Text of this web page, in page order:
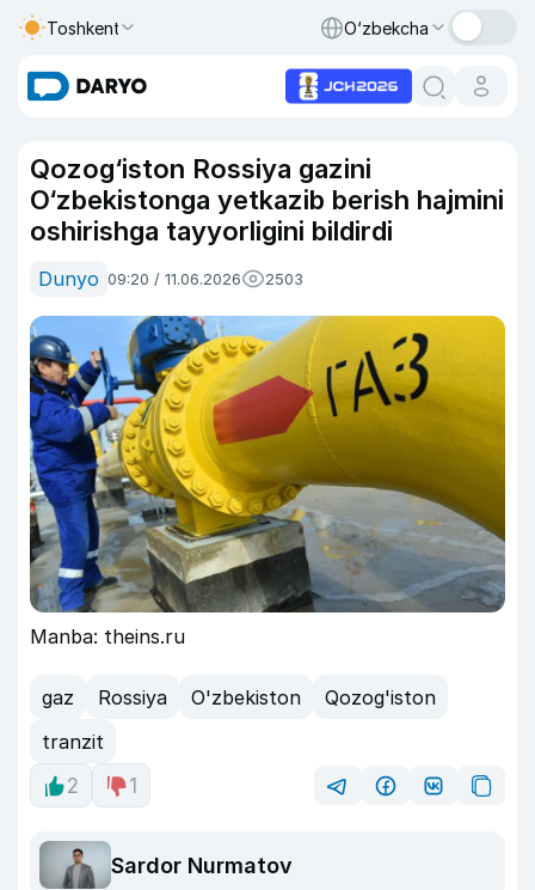
Toshkent O‘zbekcha
Qozog‘iston Rossiya gazini
O‘zbekistonga yetkazib berish hajmini
oshirishga tayyorligini bildirdi
Dunyo 09:20 / 11.06.2026 2503
Manba: theins.ru
gaz Rossiya O'zbekiston
Qozog'iston
tranzit
2
1
Sardor Nurmatov